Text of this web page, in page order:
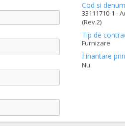
Cod si
33111710-1 -
(Rev.2)
Tip de
Furnizare
Finantare
Nu